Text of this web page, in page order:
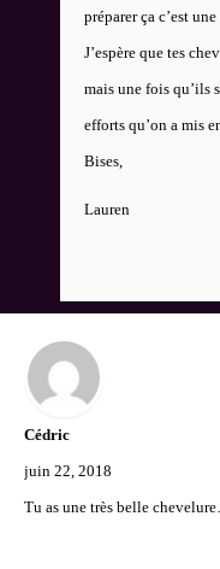
préparer ça c’est
J’espère que tes
mais une fois qu’ils
efforts qu’on a mis
Bises,
Lauren
Cédric
juin 22, 2018
Tu as une très belle